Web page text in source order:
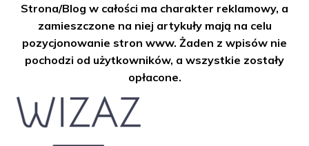
Strona/Blog w całości ma charakter reklamowy, a
zamieszczone na niej artykuły mają na celu
pozycjonowanie stron www. Żaden z wpisów nie
pochodzi od użytkowników, a wszystkie zostały
opłacone.
Skip
content